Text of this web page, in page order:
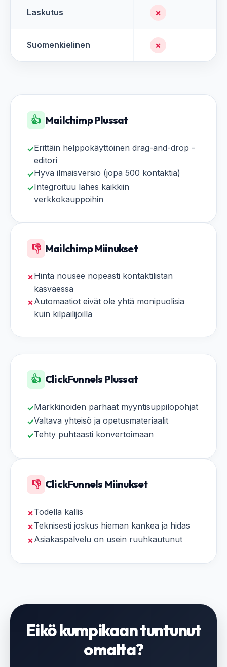
Laskutus ✗
Suomenkielinen ✗
👍 Mailchimp Plussat
✓Erittäin helppokäyttöinen drag-and-drop -
editori
✓Hyvä ilmaisversio (jopa 500 kontaktia)
✓Integroituu lähes kaikkiin
verkkokauppoihin
👎 Mailchimp Miinukset
✗Hinta nousee nopeasti kontaktilistan
kasvaessa
✗Automaatiot eivät ole yhtä monipuolisia
kuin kilpailijoilla
👍 ClickFunnels Plussat
✓Markkinoiden parhaat myyntisuppilopohjat
✓Valtava yhteisö ja opetusmateriaalit
✓Tehty puhtaasti konvertoimaan
👎 ClickFunnels Miinukset
✗Todella kallis
✗Teknisesti joskus hieman kankea ja hidas
✗Asiakaspalvelu on usein ruuhkautunut
Eikö kumpikaan tuntunut
omalta?